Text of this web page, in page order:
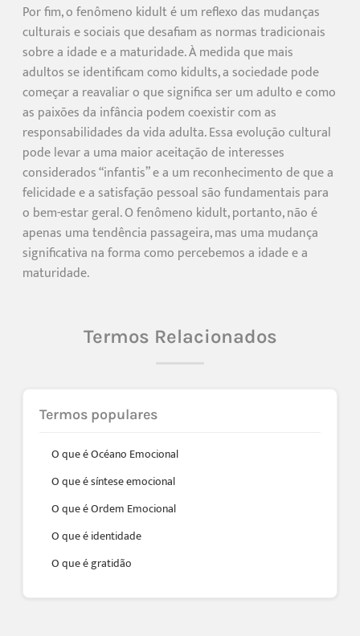
Por fim, o fenômeno kidult é um reflexo das mudanças
culturais e sociais que desafiam as normas tradicionais
sobre a idade e a maturidade. À medida que mais
adultos se identificam como kidults, a sociedade pode
começar a reavaliar o que significa ser um adulto e como
as paixões da infância podem coexistir com as
responsabilidades da vida adulta. Essa evolução cultural
pode levar a uma maior aceitação de interesses
considerados “infantis” e a um reconhecimento de que a
felicidade e a satisfação pessoal são fundamentais para
o bem-estar geral. O fenômeno kidult, portanto, não é
apenas uma tendência passageira, mas uma mudança
significativa na forma como percebemos a idade e a
maturidade.
Termos Relacionados
Termos populares
O que é Océano Emocional
O que é síntese emocional
O que é Ordem Emocional
O que é identidade
O que é gratidão